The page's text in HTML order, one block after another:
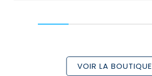
VOIR LA BOUTIQUE